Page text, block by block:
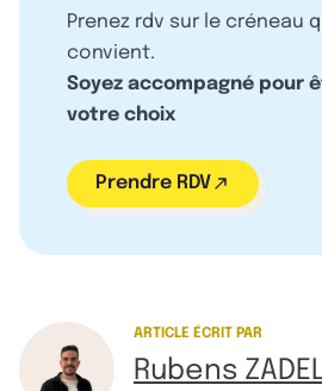
Prenez rdv sur le créneau
convient.
Soyez accompagné pour
votre choix
Prendre RDV
ARTICLE ÉCRIT PAR
Rubens